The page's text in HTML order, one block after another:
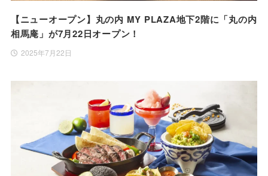
【ニューオープン】丸の内 MY PLAZA地下2階に「丸の内
相馬庵」が7月22日オープン！
2025年7月22日